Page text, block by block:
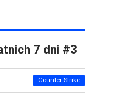
7 dni #3
Counter Strike